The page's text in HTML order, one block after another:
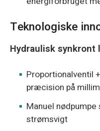
Teknologiske
Hydraulisk
Proportionalventil
præcision på
Manuel
strømsvigt